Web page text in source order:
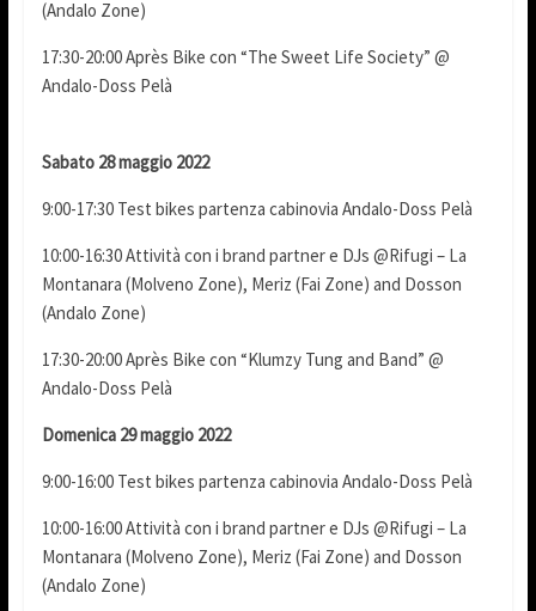
(Andalo Zone)
17:30-20:00 Après Bike con “The Sweet Life Society” @
Andalo-Doss Pelà
Sabato 28 maggio 2022
9:00-17:30 Test bikes partenza cabinovia Andalo-Doss Pelà
10:00-16:30 Attività con i brand partner e DJs @Rifugi – La
Montanara (Molveno Zone), Meriz (Fai Zone) and Dosson
(Andalo Zone)
17:30-20:00 Après Bike con “Klumzy Tung and Band” @
Andalo-Doss Pelà
Domenica 29 maggio 2022
9:00-16:00 Test bikes partenza cabinovia Andalo-Doss Pelà
10:00-16:00 Attività con i brand partner e DJs @Rifugi – La
Montanara (Molveno Zone), Meriz (Fai Zone) and Dosson
(Andalo Zone)